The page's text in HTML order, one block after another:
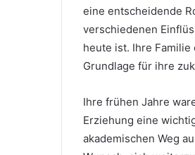
eine entscheidende
verschiedenen
heute ist. Ihre
Grundlage für ihre
Ihre frühen Jahre
Erziehung eine
akademischen Weg